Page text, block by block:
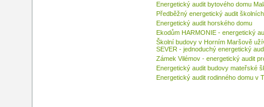
Energetický audit bytového domu
Předběžný energetický audit
Energetický audit horského domu
Ekodům HARMONIE - energetický
Školní budovy v Horním Maršově
SEVER - jednoduchý energetický
Zámek Vilémov - energetický audit
Energetický audit budovy mateřské
Energetický audit rodinného domu v